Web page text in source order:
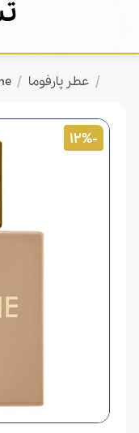
content
/ عطر پارفوما /
-12%